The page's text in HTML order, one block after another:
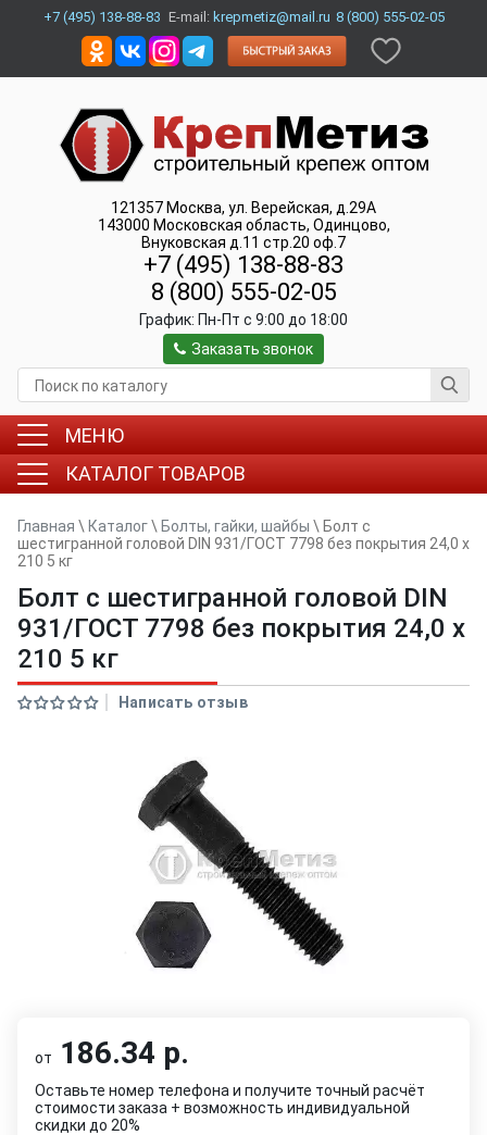
+7 (495) 138-88-83 E-mail: krepmetiz@mail.ru 8 (800) 555-02-05
121357 Москва, ул. Верейская, д.29А
143000 Московская область, Одинцово,
Внуковская д.11 стр.20 оф.7
+7 (495) 138-88-83
8 (800) 555-02-05
График: Пн-Пт c 9:00 до 18:00
Заказать звонок
МЕНЮ
КАТАЛОГ ТОВАРОВ
Главная \ Каталог\ Болты, гайки, шайбы \ Болт с
шестигранной головой DIN 931/ГОСТ 7798 без покрытия 24,0 х
210 5 кг
Болт с шестигранной головой DIN
931/ГОСТ 7798 без покрытия 24,0 х
210 5 кг
Написать отзыв
от 186.34 р.
Оставьте номер телефона и получите точный расчёт
стоимости заказа + возможность индивидуальной
скидки до 20%